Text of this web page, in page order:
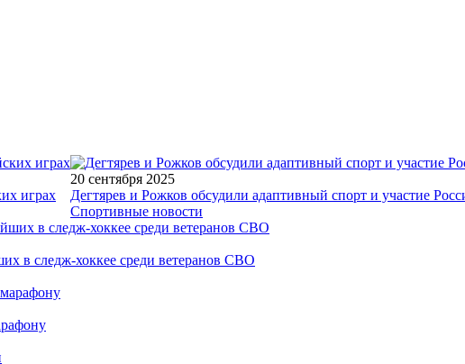
играх
20 сентября 2025
Дегтярев и Рожков обсудили адаптивный спорт и участие
Спортивные новости
в следж-хоккее среди ветеранов СВО